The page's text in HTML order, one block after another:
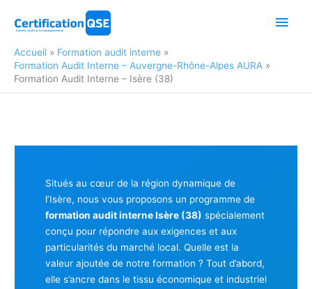
Accueil
Formation audit interne
Formation Audit Interne – Auvergne-Rhône-Alpes AURA
Formation Audit Interne – Isère (38)
Situés au cœur de la région dynamique de
l’Isère, nous vous proposons un programme de
formation audit interne Isère (38) spécialement
conçu pour répondre aux exigences et aux
particularités du marché local. Quelle est la
valeur ajoutée de notre formation ? Tout d’abord,
elle s’ancre dans le tissu économique et industriel